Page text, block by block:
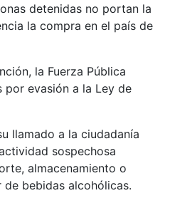
detenidas no portan la
la compra en el país de
la Fuerza Pública
por evasión a la Ley de
llamado a la ciudadanía
sospechosa
almacenamiento o
bebidas alcohólicas.